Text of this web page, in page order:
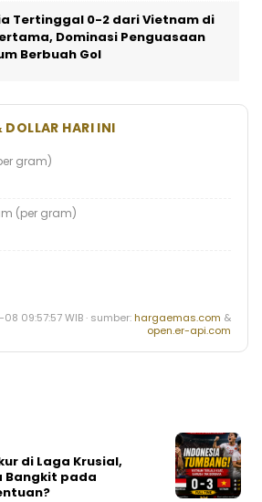
Tertinggal 0-2 dari Vietnam di
Dominasi Penguasaan
Berbuah Gol
HARI INI
gram)
(per gram)
09:57:57 WIB · sumber: hargaemas.com &
open.er-api.com
di Laga Krusial,
Bangkit pada